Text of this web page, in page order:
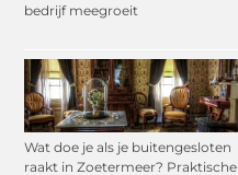
bedrijf meegroeit
Wat doe je als je buitengesloten
raakt in Zoetermeer? Praktische